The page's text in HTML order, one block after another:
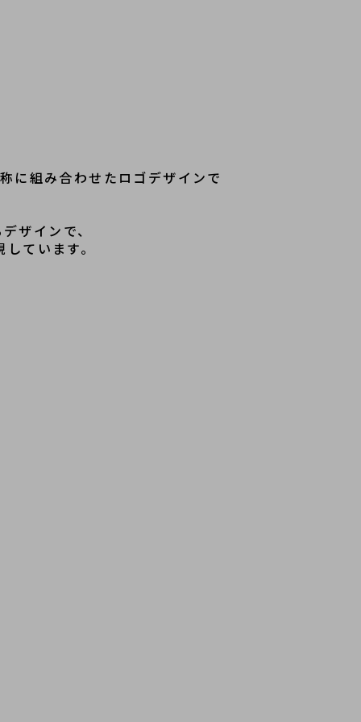
に組み合わせたロゴデザインで
ザインで、
ています。